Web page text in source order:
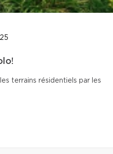
terrains résidentiels par les